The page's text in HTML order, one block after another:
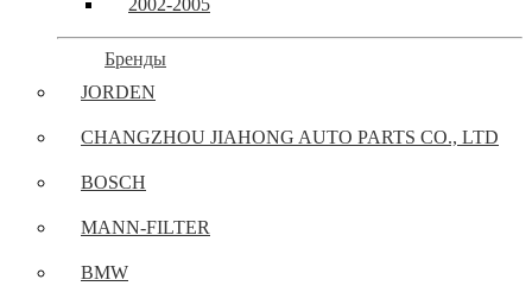
2002-2005
Бренды
JORDEN
CHANGZHOU JIAHONG AUTO PARTS CO., LTD
BOSCH
MANN-FILTER
BMW